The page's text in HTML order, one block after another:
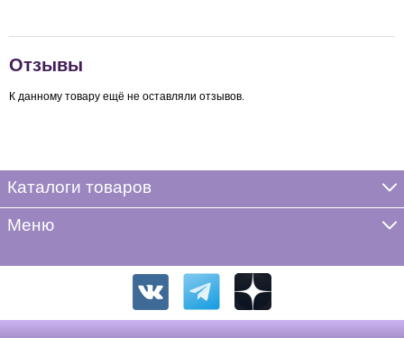
Отзывы
К данному товару ещё не оставляли отзывов.
Каталоги товаров
Меню